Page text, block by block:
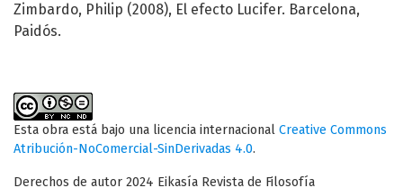
Zimbardo, Philip (2008), El efecto Lucifer. Barcelona,
Paidós.
Esta obra está bajo una licencia internacional Creative Commons
Atribución-NoComercial-SinDerivadas 4.0.
Derechos de autor 2024 Eikasía Revista de Filosofía